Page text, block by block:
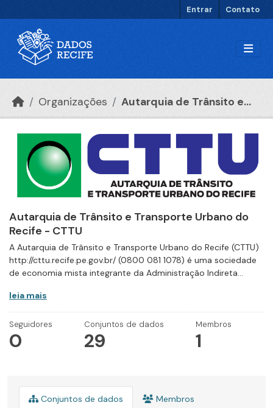
Entrar Contato
Organizações Autarquia de Trânsito e...
Autarquia de Trânsito e Transporte Urbano do
Recife - CTTU
A Autarquia de Trânsito e Transporte Urbano do Recife (CTTU)
http://cttu.recife.pe.gov.br/ (0800 081 1078) é uma sociedade
de economia mista integrante da Administração Indireta...
leia mais
Seguidores
0
Conjuntos de dados
29
Membros
1
Conjuntos de dados Membros